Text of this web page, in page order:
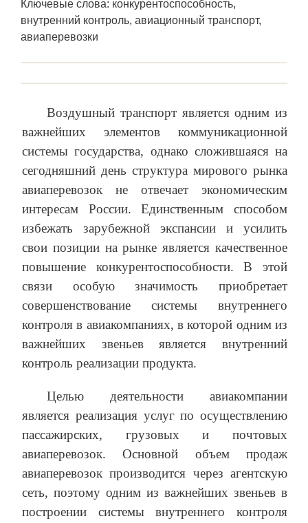
Ключевые слова: конкурентоспособность,
внутренний контроль, авиационный транспорт,
авиаперевозки
Воздушный транспорт является одним из
важнейших элементов коммуникационной
системы государства, однако сложившаяся на
сегодняшний день структура мирового рынка
авиаперевозок не отвечает экономическим
интересам России. Единственным способом
избежать зарубежной экспансии и усилить
свои позиции на рынке является качественное
повышение конкурентоспособности. В этой
связи особую значимость приобретает
совершенствование системы внутреннего
контроля в авиакомпаниях, в которой одним из
важнейших звеньев является внутренний
контроль реализации продукта.
Целью деятельности авиакомпании
является реализация услуг по осуществлению
пассажирских, грузовых и почтовых
авиаперевозок. Основной объем продаж
авиаперевозок производится через агентскую
сеть, поэтому одним из важнейших звеньев в
построении системы внутреннего контроля